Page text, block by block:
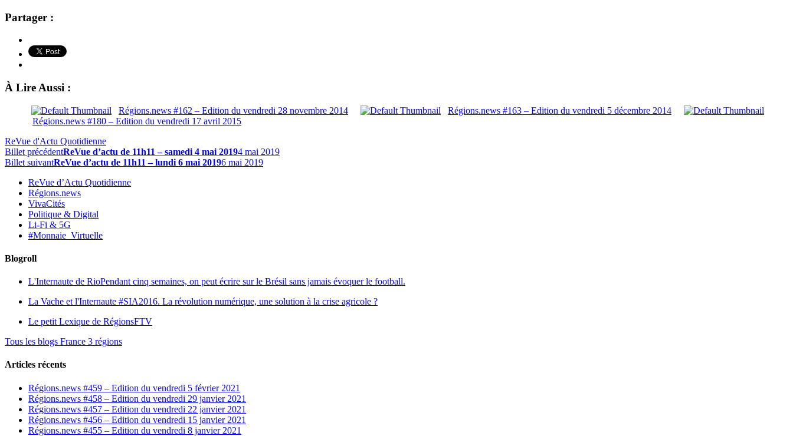
Partager :
À Lire Aussi :
Régions.news #162 – Edition du vendredi 28 novembre 2014
Régions.news #163 – Edition du vendredi 5 décembre 2014
Régions.news #180 – Edition du vendredi 17 avril 2015
ReVue d'Actu Quotidienne
Billet précédentReVue d’actu de 11h11 – samedi 4 mai 20194 mai 2019
Billet suivantReVue d’actu de 11h11 – lundi 6 mai 20196 mai 2019
ReVue d’Actu Quotidienne
Régions.news
VivaCités
Politique & Digital
Li-Fi & 5G
#Monnaie_Virtuelle
Blogroll
L'Internaute de RioPendant cinq semaines, on peut écrire sur le Brésil sans jamais évoquer le football.
La Vache et l'Internaute #SIA2016. La révolution numérique, une solution à la crise agricole ?
Le petit Lexique de RégionsFTV
Tous les blogs France 3 régions
Articles récents
Régions.news #459 – Edition du vendredi 5 février 2021
Régions.news #458 – Edition du vendredi 29 janvier 2021
Régions.news #457 – Edition du vendredi 22 janvier 2021
Régions.news #456 – Edition du vendredi 15 janvier 2021
Régions.news #455 – Edition du vendredi 8 janvier 2021